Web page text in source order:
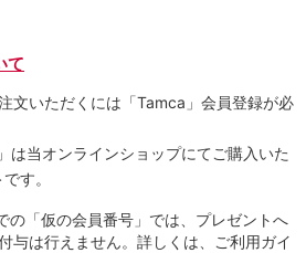
て
⽂いただくには「Tamca」会員登録が必
」は当オンラインショップにてご購⼊いた
です。
の「仮の会員番号」では、プレゼントへ
与は⾏えません。詳しくは、ご利⽤ガイ